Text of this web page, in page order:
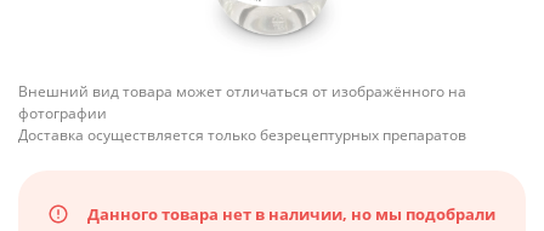
Внешний вид товара может отличаться от изображённого на
фотографии
Доставка осуществляется только безрецептурных препаратов
Данного товара нет в наличии, но мы подобрали